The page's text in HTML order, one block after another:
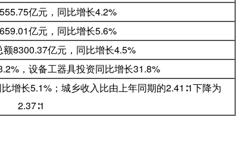
亿元，同比增长4.2%
亿元，同比增长5.6%
8300.37亿元，同比增长4.5%
，设备工器具投资同比增长31.8%
增长5.1%；城乡收入比由上年同期的2.41∶1下降为
2.37∶1